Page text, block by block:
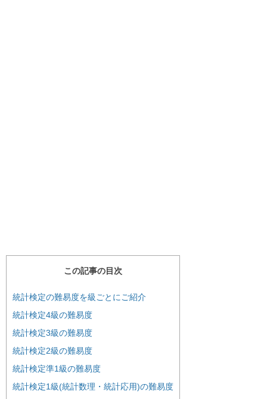
この記事の目次
統計検定の難易度を級ごとにご紹介
統計検定4級の難易度
統計検定3級の難易度
統計検定2級の難易度
統計検定準1級の難易度
統計検定1級(統計数理・統計応用)の難易度